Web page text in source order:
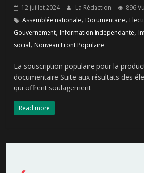
12 juillet 2024 La Rédaction 896
Assemblée nationale, Documentaire,
Gouvernement, Information indépendante,
social, Nouveau Front Populaire
La souscription populaire pour la
documentaire Suite aux résultats des
qui offrent soulagement
Read more